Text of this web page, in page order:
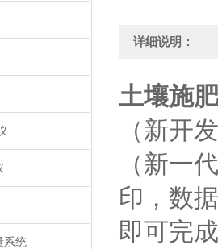
系统
详细说明：
土壤施
（新开
（新一
印，数
即可完